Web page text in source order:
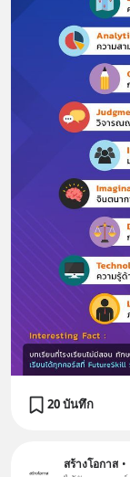
20 บันทึก
สร้างโอกาส •